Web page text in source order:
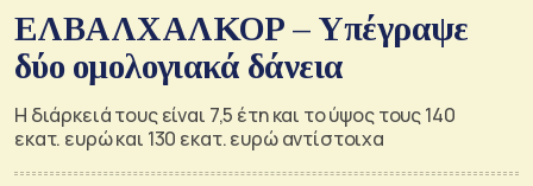
ΕΛΒΑΛΧΑΛΚΟΡ – Υπέγραψε
δύο ομολογιακά δάνεια
Η διάρκειά τους είναι 7,5 έτη και το ύψος τους 140
εκατ. ευρώ και 130 εκατ. ευρώ αντίστοιχα